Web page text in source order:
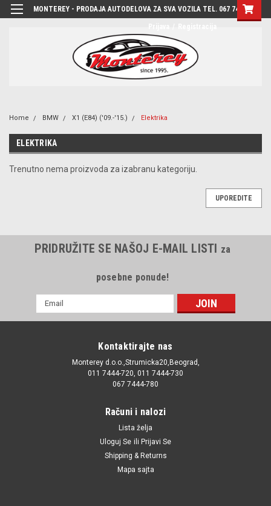
MONTEREY - PRODAJA AUTODELOVA ZA SVA VOZILA TEL. 067 7444-780
Home BMW X1 (E84) ('09.-'15.) Elektrika
ELEKTRIKA
Trenutno nema proizvoda za izabranu kategoriju.
UPOREDITE
PRIDRUŽITE SE NAŠOJ E-MAIL LISTI za
posebne ponude!
mail
Kontaktirajte nas
Monterey d.o.o.,Strumicka20,Beograd,
011 7444-720, 011 7444-730
067 7444-780
Računi i nalozi
Lista želja
Uloguj Se ili Prijavi Se
Shipping & Returns
Mapa sajta